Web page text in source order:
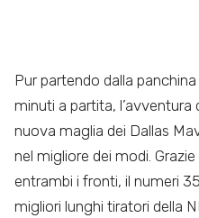
Pur partendo dalla
minuti a partita, l’avventura
nuova maglia dei Dallas
nel migliore dei modi.
entrambi i fronti, il numeri
migliori lunghi tiratori della